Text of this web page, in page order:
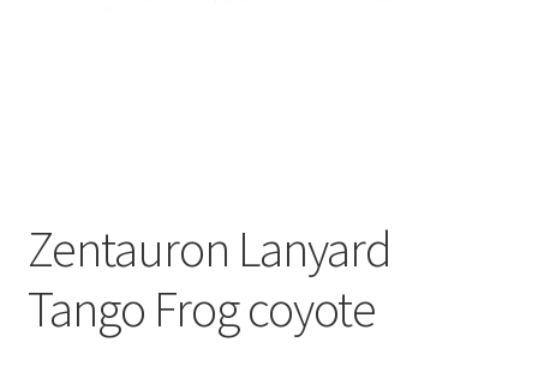
Zentauron Lanyard
Tango Frog coyote